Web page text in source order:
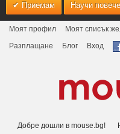
Приемам Научи повече
Моят профил Моят списък
Разплащане
Блог Вход
Добре дошли в mouse.bg!